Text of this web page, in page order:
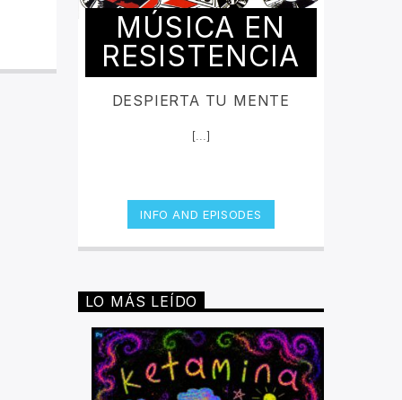
MÚSICA EN
RESISTENCIA
DESPIERTA TU MENTE
[...]
INFO AND EPISODES
LO MÁS LEÍDO